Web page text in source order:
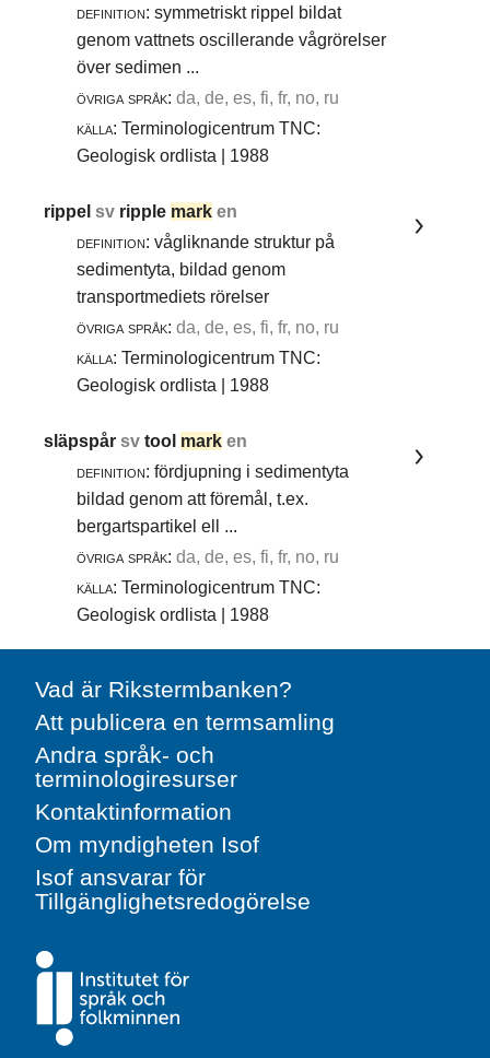
definition: symmetriskt rippel bildat
genom vattnets oscillerande vågrörelser
över sedimen ...
övriga språk: da, de, es, fi, fr, no, ru
källa: Terminologicentrum TNC:
Geologisk ordlista | 1988
rippelsv ripple mark en
definition: vågliknande struktur på
sedimentyta, bildad genom
transportmediets rörelser
övriga språk: da, de, es, fi, fr, no, ru
källa: Terminologicentrum TNC:
Geologisk ordlista | 1988
släpspårsvtool mark en
definition: fördjupning i sedimentyta
bildad genom att föremål, t.ex.
bergartspartikel ell ...
övriga språk: da, de, es, fi, fr, no, ru
källa: Terminologicentrum TNC:
Geologisk ordlista | 1988
Vad är Rikstermbanken?
Att publicera en termsamling
Andra språk- och
terminologiresurser
Kontaktinformation
Om myndigheten Isof
Isof ansvarar för
Tillgänglighetsredogörelse